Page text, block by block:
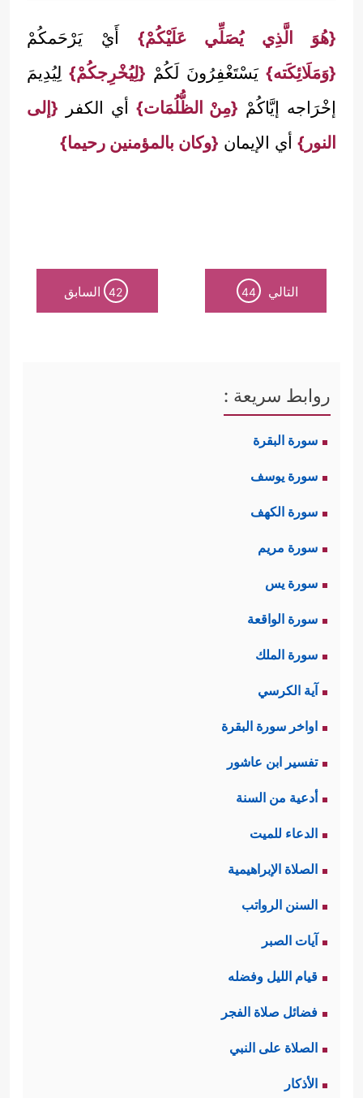
{هُوَ الَّذِي يُصَلِّي عَلَيْكُمْ} أَيْ يَرْحَمكُمْ
{وَمَلَائِكَته} يَسْتَغْفِرُونَ لَكُمْ {لِيُخْرِجكُمْ} لِيُدِيمَ
إخْرَاجه إيَّاكُمْ {مِنْ الظُّلُمَات} أي الكفر {إلى
النور} أي الإيمان {وكان بالمؤمنين رحيما}
التالي 44
42 السابق
روابط سريعة :
سورة البقرة
سورة يوسف
سورة الكهف
سورة مريم
سورة يس
سورة الواقعة
سورة الملك
آية الكرسي
اواخر سورة البقرة
تفسير ابن عاشور
أدعية من السنة
الدعاء للميت
الصلاة الإبراهيمية
السنن الرواتب
آيات الصبر
قيام الليل وفضله
فضائل صلاة الفجر
الصلاة على النبي
الأذكار